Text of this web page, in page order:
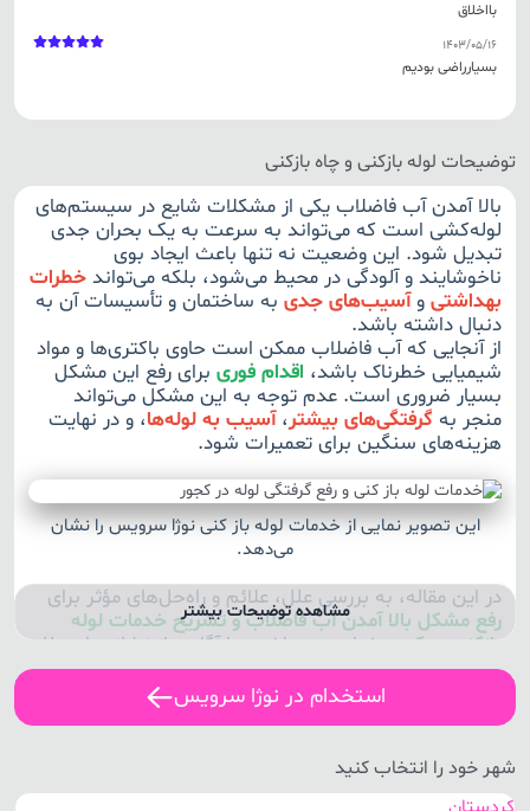
بااخلاق
1403/05/16
بسیارراضی بودیم
توضیحات لوله بازکنی و چاه بازکنی
بالا آمدن آب فاضلاب یکی از مشکلات شایع در سیستم‌های
لوله‌کشی است که می‌تواند به سرعت به یک بحران جدی
تبدیل شود. این وضعیت نه تنها باعث ایجاد بوی
ناخوشایند و آلودگی در محیط می‌شود، بلکه می‌تواند خطرات
بهداشتی وآسیب‌های جدی به ساختمان و تأسیسات آن به
دنبال داشته باشد.
از آنجایی که آب فاضلاب ممکن است حاوی باکتری‌ها و مواد
شیمیایی خطرناک باشد، اقدام فوری برای رفع این مشکل
بسیار ضروری است. عدم توجه به این مشکل می‌تواند
منجر به گرفتگی‌های بیشتر،آسیب به لوله‌ها، و در نهایت
هزینه‌های سنگین برای تعمیرات شود.
این تصویر نمایی از خدمات لوله باز کنی نوژا سرویس را نشان
می‌دهد.
در این مقاله، به بررسی علل، علائم و راه‌حل‌های مؤثر برای
رفع مشکل بالا آمدن آب فاضلاب و تشریح خدمات لوله
بازکنی در کجور
خواهیم پرداخت. با آگاهی از نشانه‌ها و علل
این مشکل، شما می‌توانید به موقع اقدام کرده و از ایجاد
مشکلات جدی‌تر جلوگیری کنید.
در صورتی که خود اقدام به رفع گرفتگی لوله ها با مایع
لوله باز کنی کردید، برای استفاده مؤثر از مایع لوله
مشاهده توضیحات بیشتر
استخدام در نوژا سرویس
شهر خود را انتخاب کنید